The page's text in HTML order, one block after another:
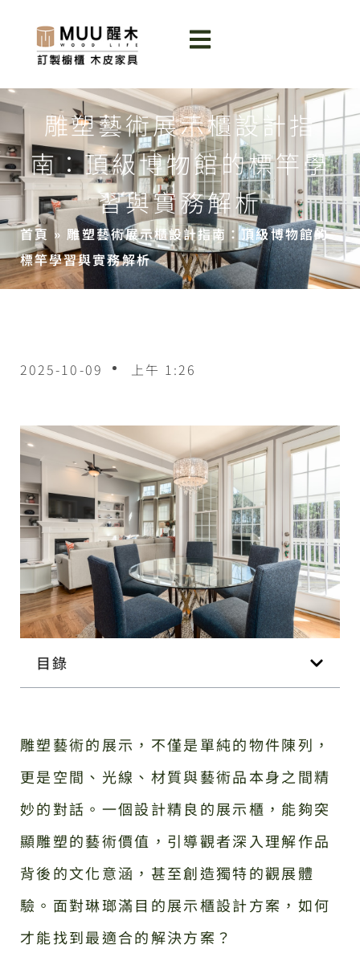
雕塑藝術展示櫃設計指
南：頂級博物館的標竿學
習與實務解析
首頁 »雕塑藝術展示櫃設計指南：頂級博物館的
標竿學習與實務解析
2025-10-09 上午 1:26
目錄
雕塑藝術的展示，不僅是單純的物件陳列，
更是空間、光線、材質與藝術品本身之間精
妙的對話。一個設計精良的展示櫃，能夠突
顯雕塑的藝術價值，引導觀者深入理解作品
背後的文化意涵，甚至創造獨特的觀展體
驗。面對琳瑯滿目的展示櫃設計方案，如何
才能找到最適合的解決方案？